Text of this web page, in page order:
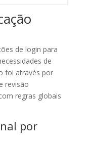
de login para
de
foi através por
revisão
regras globais
por